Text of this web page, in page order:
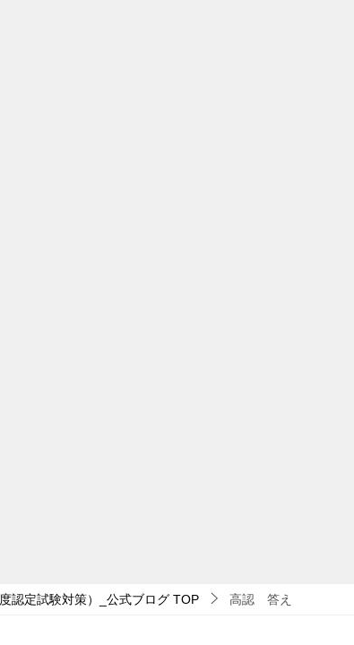
認定試験対策）_公式ブログ TOP 高認 答え